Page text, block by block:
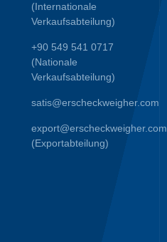
(Internationale
Verkaufsabteilung)
+90 549 541 0717
(Nationale
Verkaufsabteilung)
satis@erscheckweigher.com
export@erscheckweigher.com
(Exportabteilung)